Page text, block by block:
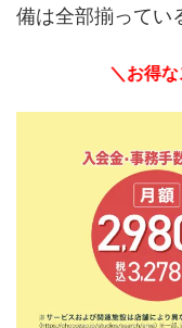
備は全部揃ってい
＼お得